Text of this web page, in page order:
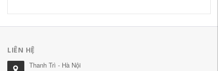
LIÊN HỆ
Thanh Trì - Hà Nội